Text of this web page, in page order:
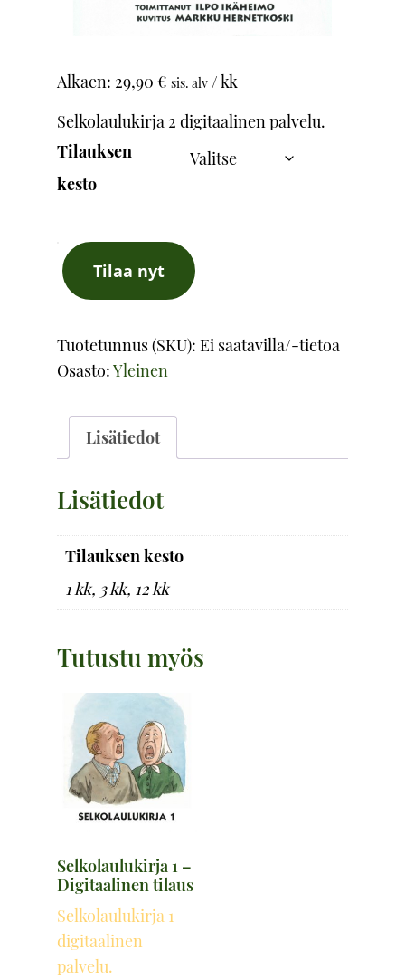
Alkaen: 29,90 € sis. alv / kk
Selkolaulukirja 2 digitaalinen palvelu.
Tilauksen
kesto
Selkolaulukirja
2
tilaus
määrä
Tilaa nyt
Tuotetunnus (SKU): Ei saatavilla/-tietoa
Osasto:Yleinen
Lisätiedot
Lisätiedot
Tilauksen kesto
1 kk, 3 kk, 12 kk
Tutustu myös
Selkolaulukirja 1 –
Digitaalinen tilaus
Selkolaulukirja 1
digitaalinen
palvelu.